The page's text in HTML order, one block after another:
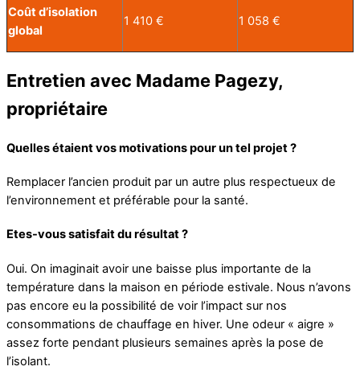
Coût d’isolation
global
1 410 € 1 058 €
Entretien avec Madame Pagezy,
propriétaire
Quelles étaient vos motivations pour un tel projet ?
Remplacer l’ancien produit par un autre plus respectueux de
l’environnement et préférable pour la santé.
Etes-vous satisfait du résultat ?
Oui. On imaginait avoir une baisse plus importante de la
température dans la maison en période estivale. Nous n’avons
pas encore eu la possibilité de voir l’impact sur nos
consommations de chauffage en hiver. Une odeur « aigre »
assez forte pendant plusieurs semaines après la pose de
l’isolant.